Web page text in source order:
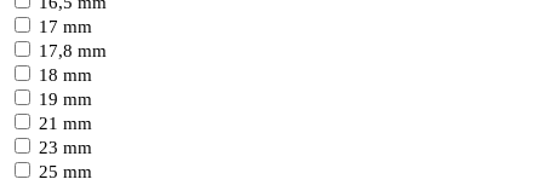
17 mm
17,8 mm
18 mm
19 mm
21 mm
23 mm
25 mm